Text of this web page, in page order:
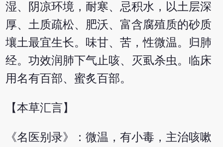
湿、阴凉环境，耐寒、忌积水，以土层深
厚、土质疏松、肥沃、富含腐殖质的砂质
壤土最宜生长。味甘、苦，性微温。归肺
经。功效润肺下气止咳、灭虱杀虫。临床
用名有百部、蜜炙百部。
【本草汇言】
《名医别录》：微温，有小毒，主治咳嗽